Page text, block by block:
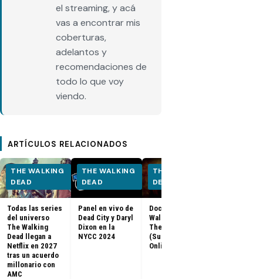
el streaming, y acá
vas a encontrar mis
coberturas,
adelantos y
recomendaciones de
todo lo que voy
viendo.
ARTÍCULOS RELACIONADOS
THE WALKING
DEAD
Todas las series
del universo
The Walking
Dead llegan a
Netflix en 2027
tras un acuerdo
millonario con
AMC
THE WALKING
DEAD
Panel en vivo de
Dead City y Daryl
Dixon en la
NYCC 2024
THE WALKING
DEAD
Documental The
Walking Dead:
The Return
(Subtitulado
Online)